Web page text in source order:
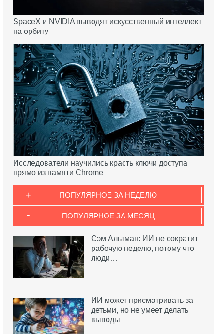
SpaceX и NVIDIA выводят искусственный интеллект
на орбиту
Исследователи научились красть ключи доступа
прямо из памяти Chrome
ПОПУЛЯРНОЕ ЗА НЕДЕЛЮ
+
ПОПУЛЯРНОЕ ЗА МЕСЯЦ
-
Сэм Альтман: ИИ не сократит
рабочую неделю, потому что
люди…
ИИ может присматривать за
детьми, но не умеет делать
выводы